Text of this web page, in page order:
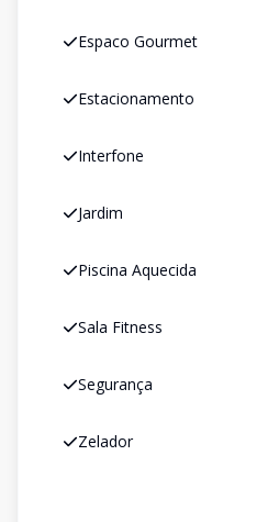
Espaco Gourmet
Estacionamento
Interfone
Jardim
Piscina Aquecida
Sala Fitness
Segurança
Zelador